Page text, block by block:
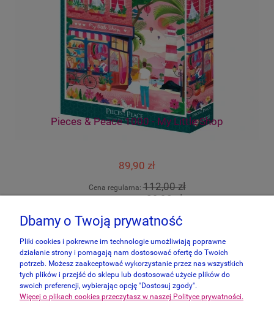
Pieces & Peace 1000 - My Little Shop
89,90 zł
Cena regularna:112,00 zł
89,90 zł
do koszyka
Informacje
Dbamy o Twoją prywatność
Pliki cookies i pokrewne im technologie umożliwiają poprawne
działanie strony i pomagają nam dostosować ofertę do Twoich
potrzeb. Możesz zaakceptować wykorzystanie przez nas wszystkich
tych plików i przejść do sklepu lub dostosować użycie plików do
swoich preferencji, wybierając opcję "Dostosuj zgody".
Więcej o plikach cookies przeczytasz w naszej Polityce prywatności.